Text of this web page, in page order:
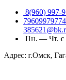
8(960) 997-
Пн. — Чт. с
Адрес: г.Омск,